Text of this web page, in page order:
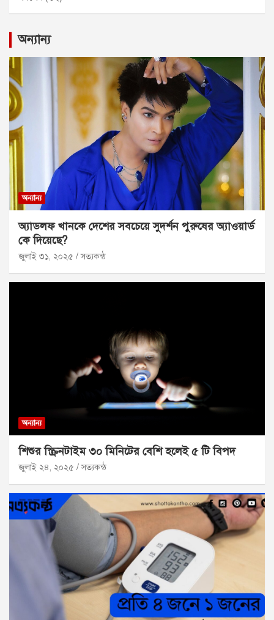
অন্যান্য
অন্যান্য
অ্যাডলফ খানকে দেশের সবচেয়ে সুদর্শন পুরুষের অ্যাওয়ার্ড
কে দিয়েছে?
জুলাই ৩১, ২০২৫ সত্যকন্ঠ
অন্যান্য
শিশুর স্ক্রিনটাইম ৩০ মিনিটের বেশি হলেই ৫ টি বিপদ
জুলাই ২৪, ২০২৫ সত্যকন্ঠ